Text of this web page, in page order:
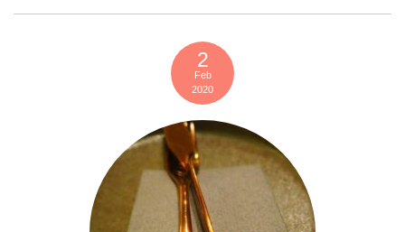
2
Feb
2020